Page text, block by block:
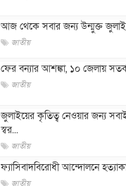
আজ থেকে সবার জন্য উন্মুক্ত
জাতীয়
ফের বন্যার আশঙ্কা, ১০ জেলায়
জাতীয়
জুলাইয়ের কৃতিত্ব নেওয়ার জন্য
স্বর...
জাতীয়
ফ্যাসিবাদবিরোধী আন্দোলনে
জাতীয়